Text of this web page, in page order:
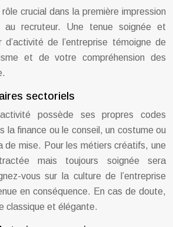
rôle crucial dans la première impression
au recruteur. Une tenue soignée et
de l’entreprise témoigne de
et de votre compréhension des
sectoriels
possède ses propres codes
la finance ou le conseil, un costume ou
de mise. Pour les métiers créatifs, une
mais toujours soignée sera
vous sur la culture de l’entreprise
en conséquence. En cas de doute,
classique et élégante.